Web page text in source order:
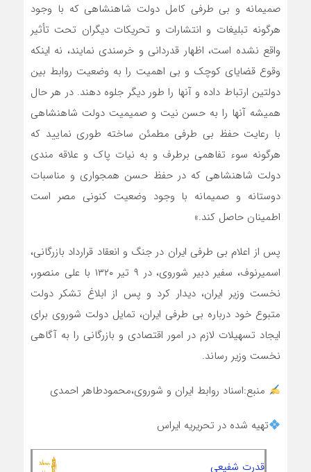
صمیمانه و بی طرفی کامل دولت شاهنشاهی که با وجود
هرگونه تبلیغات و انتشارات و تحریکات دیگران تحت تأثیر
واقع نشده است، اظهار قدردانی و خرسندی نمایند، نه اینکه
وقوع قضایای کوچک و بی اهمیت را به وضعیت روابط بین
دولتین ارتباط داده و آنها را طور دیگر جلوه دهند. در هر حال
همیشه آنها را به حسن نیت و صمیمیت دولت شاهنشاهی
با رعایت حفظ بی طرفی مطمئن ساخته طوری نمایید که
هرگونه سوء تفاهمی برطرف و به نیات پاک و علاقه مندی
دولت شاهنشاهی که در حفظ حسن همجواری و مناسبات
دوستانه و صمیمانه با وجود وضعیت کنونی مصر است
اطمینان حاصل کند.»
پس از اعلام بی طرفی ایران در جنگ و انعقاد قرارداد بازرگانی،
اسمیرنوف، سفیر دبیر شوروی، در ۹ تیر ۱۳۲۰ با علی منصور،
نخست وزیر ایران، دیدار کرد و پس از ابلاغ تشکر دولت
متبوع خود درباره بی طرفی ایران، تمایل دولت شوروی برای
ایجاد تسهیلات لازم در امور اقتصادی و بازرگانی را به آگاهی
نخست وزیر رساند.
منبع:اسناد روابط ایران و شوروی،محمودطاهر احمدی
تهیه شده در تحریریه ایراس
قدرت شفیعی